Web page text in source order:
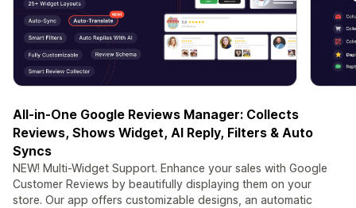
All-in-One Google Reviews Manager: Collects
Reviews, Shows Widget, AI Reply, Filters & Auto
Syncs
NEW! Multi-Widget Support. Enhance your sales with Google
Customer Reviews by beautifully displaying them on your
store. Our app offers customizable designs, an automatic